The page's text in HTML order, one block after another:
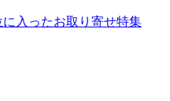
入ったお取り寄せ特集